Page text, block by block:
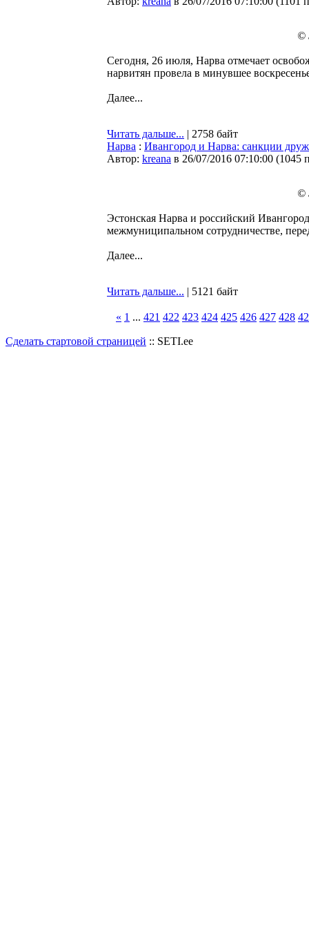
©
Сегодня, 26 июля, Нарва отмечает
нарвитян провела в минувшее
Далее...
Читать дальше... | 2758 байт
Нарва : Ивангород и Нарва: санкции
Автор: kreana в 26/07/2016 07:10:00 (1045
©
Эстонская Нарва и российский
межмуниципальном сотрудничестве,
Далее...
Читать дальше... | 5121 байт
« 1 ... 421 422 423 424 425 426 427 428
Сделать стартовой страницей :: SETI.ee